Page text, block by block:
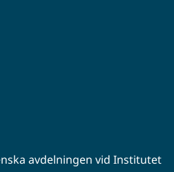
avdelningen vid Institutet